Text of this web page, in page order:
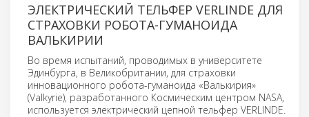
ЭЛЕКТРИЧЕСКИЙ ТЕЛЬФЕР VERLINDE ДЛЯ
СТРАХОВКИ РОБОТА-ГУМАНОИДА
ВАЛЬКИРИИ
Во время испытаний, проводимых в университете
Эдинбурга, в Великобритании, для страховки
инновационного робота-гуманоида «Валькирия»
(Valkyrie), разработанного Космическим центром NASA,
используется электрический цепной тельфер VERLINDE.